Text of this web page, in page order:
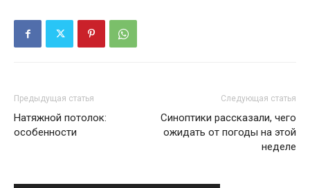
Предыдущая статья
Натяжной потолок:
особенности
Следующая статья
Синоптики рассказали, чего
ожидать от погоды на этой
неделе